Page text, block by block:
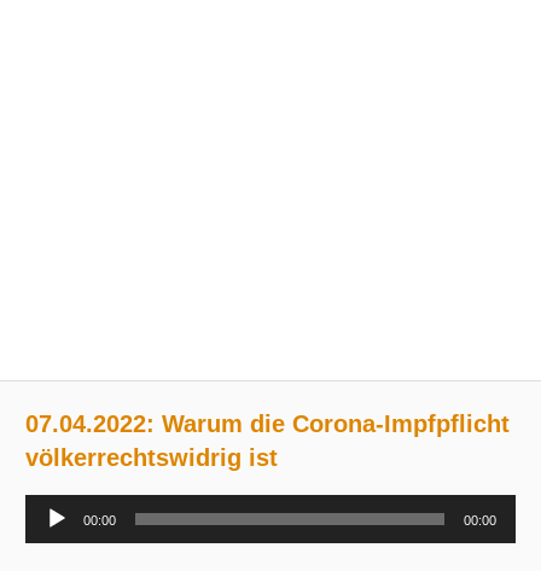
07.04.2022: Warum die Corona-Impfpflicht
völkerrechtswidrig ist
Audio-
Player
00:00 00:00